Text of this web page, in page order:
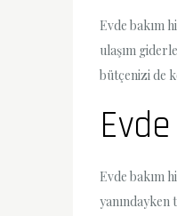
Evde bakım
ulaşım
bütçenizi de
Evde bakım
yanındayken